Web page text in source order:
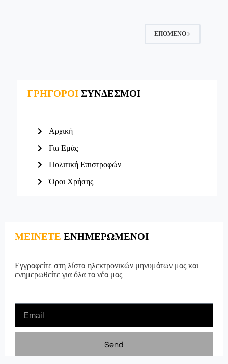
ΕΠΌΜΕΝΟ
ΓΡΗΓΟΡΟΙΣΥΝΔΕΣΜΟΙ
Αρχική
Για Εμάς
Πολιτική Επιστροφών
Όροι Χρήσης
ΜΕΙΝΕΤΕ ΕΝΗΜΕΡΩΜΕΝΟΙ
Εγγραφείτε στη λίστα ηλεκτρονικών μηνυμάτων μας και
ενημερωθείτε για όλα τα νέα μας
Send